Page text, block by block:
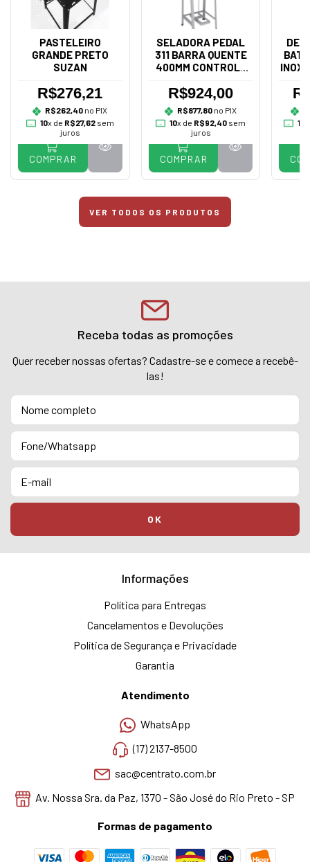
PASTELEIRO
GRANDE PRETO
SUZAN
R$276,21
R$262,40 no PIX
10x de R$27,62sem
juros
COMPRAR
SELADORA PEDAL
311 BARRA QUENTE
400MM CONTROLE
R$924,00
R$877,80 no PIX
10x de R$92,40sem
juros
COMPRAR
INOX
10
VER TODOS OS PRODUTOS
Receba todas as promoções
Quer receber nossas ofertas? Cadastre-se e comece a recebê-
las!
Informações
Política para Entregas
Cancelamentos e Devoluções
Política de Segurança e Privacidade
Garantia
Atendimento
WhatsApp
(17) 2137-8500
sac@centrato.com.br
Av. Nossa Sra. da Paz, 1370 - São José do Rio Preto - SP
Formas de pagamento